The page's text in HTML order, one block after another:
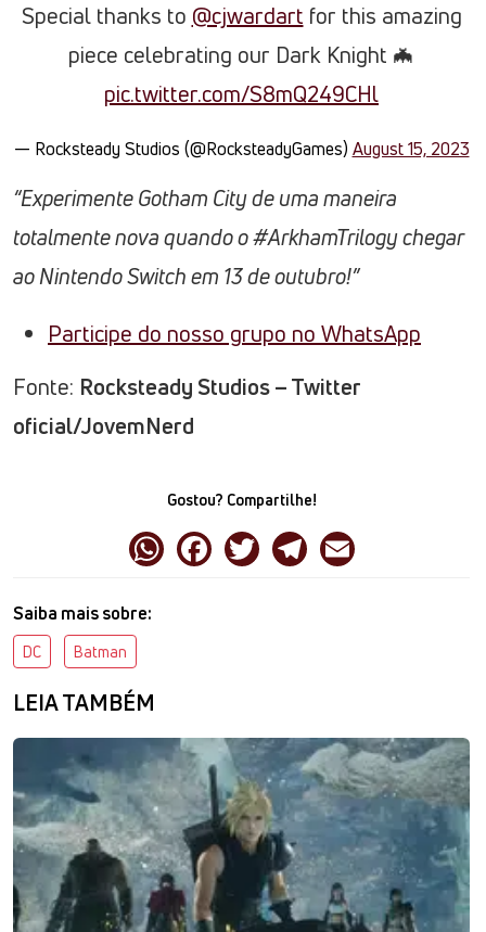
Special thanks to @cjwardart for this amazing
piece celebrating our Dark Knight 🦇
pic.twitter.com/S8mQ249CHl
— Rocksteady Studios (@RocksteadyGames) August 15, 2023
“Experimente Gotham City de uma maneira
totalmente nova quando o #ArkhamTrilogy chegar
ao Nintendo Switch em 13 de outubro!”
Participe do nosso grupo no WhatsApp
Fonte: Rocksteady Studios – Twitter
oficial/JovemNerd
Gostou? Compartilhe!
Saiba mais sobre:
DC Batman
LEIA TAMBÉM